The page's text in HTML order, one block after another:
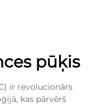
pūķis
ir revolucionārs
kas pārvērš